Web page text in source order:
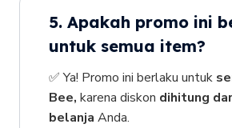
5. Apakah promo ini
untuk semua item?
✅ Ya! Promo ini berlaku untuk
Bee, karena diskon dihitung
belanja Anda.